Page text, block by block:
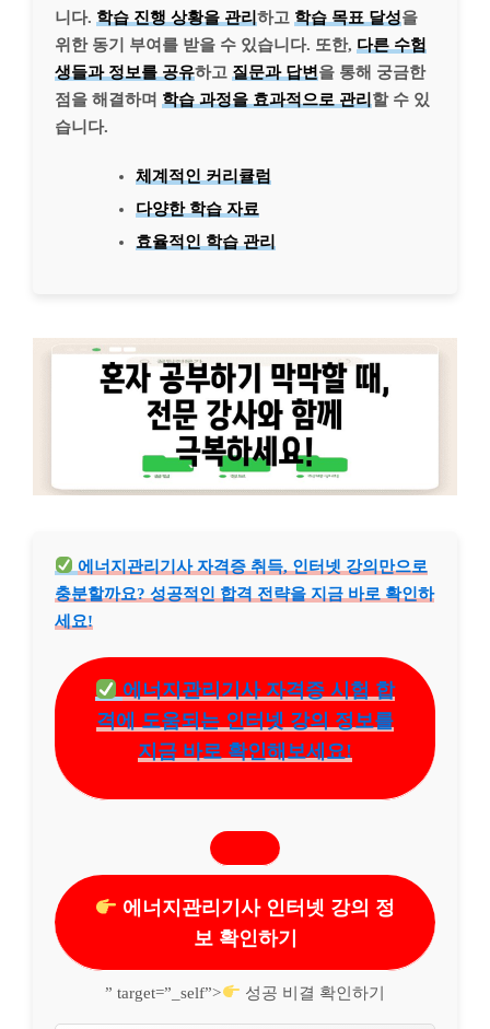
니다. 학습 진행 상황을 관리 하고 학습 목표 달성을
위한 동기 부여를 받을 수 있습니다. 또한, 다른 수험
생들과 정보를 공유하고 질문과 답변 을 통해 궁금한
점을 해결하며 학습 과정을 효과적으로 관리 할 수 있
습니다.
체계적인 커리큘럼
다양한 학습 자료
효율적인 학습 관리
에너지관리기사 자격증 취득, 인터넷 강의만으로
충분할까요? 성공적인 합격 전략을 지금 바로 확인하
세요!
에너지관리기사 자격증 시험 합
격에 도움되는 인터넷 강의 정보를
지금 바로 확인해보세요!
에너지관리기사 인터넷 강의 정
보 확인하기
” target=”_self”> 성공 비결 확인하기